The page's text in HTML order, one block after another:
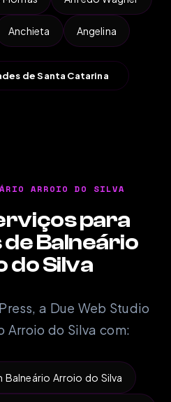
Anchieta Angelina
de Santa Catarina
ARROIO DO SILVA
para
Balneário
do Silva
a Due Web Studio
Arroio do Silva com:
Balneário Arroio do Silva